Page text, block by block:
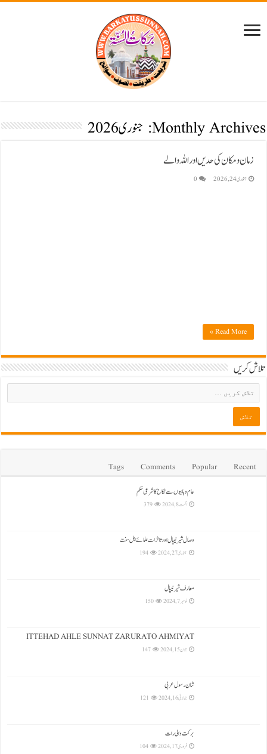
Monthly Archives: جنوری 2026
زمان و مکان کی حدیں اور اللہ والے
جنوری 24, 2026 0
Read More »
تلاش کریں
Recent
Popular
Comments
Tags
عام وہابیوں سے نکاح کا شرعی حکم
اگست 8, 2024 379
وصال شیرنیپال اور تاثرات علمائے اہل سنت
جنوری 27, 2024 194
معارف شیرنیپال
نومبر 7, 2024 150
ITTEHAD AHLE SUNNAT ZARURATO AHMIYAT
جون 15, 2024 147
شان رسول عربی
جولائی 16, 2024 121
بركت والی رات
فروری 17, 2024 104